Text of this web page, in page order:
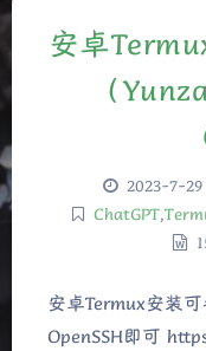
安卓
（
2023-7-29
ChatGPT,
安卓Termux安装
OpenSSH即可